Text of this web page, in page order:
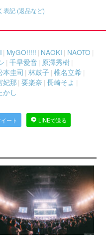
表記 (返品など)
| MyGO!!!!! | NAOKI | NAOTO |
| 千早愛音| 原澤秀樹 |
本圭司 | 林鼓子 | 椎名立希 |
妃那 | 要楽奈 | 長崎そよ |
かし
ート LINEで送る